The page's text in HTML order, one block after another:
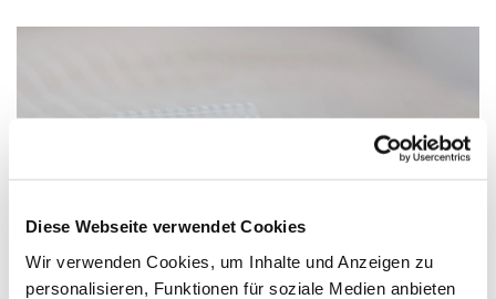
Diese Webseite verwendet Cookies
Wir verwenden Cookies, um Inhalte und Anzeigen zu
personalisieren, Funktionen für soziale Medien anbieten